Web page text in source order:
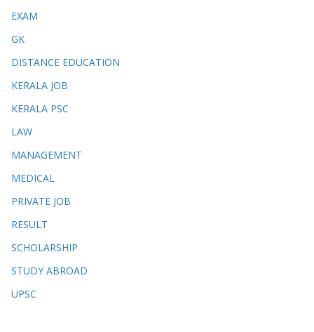
EXAM
GK
DISTANCE EDUCATION
KERALA JOB
KERALA PSC
LAW
MANAGEMENT
MEDICAL
PRIVATE JOB
RESULT
SCHOLARSHIP
STUDY ABROAD
UPSC